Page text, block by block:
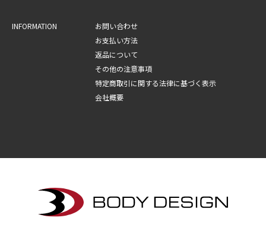
INFORMATION
お問い合わせ
お支払い方法
返品について
その他の注意事項
特定商取引に関する法律に基づく表示
会社概要